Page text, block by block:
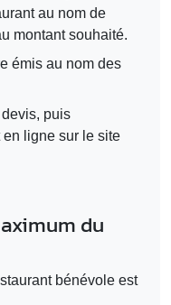
au nom de
montant souhaité.
émis au nom des
devis, puis
ligne sur le site
du
bénévole est